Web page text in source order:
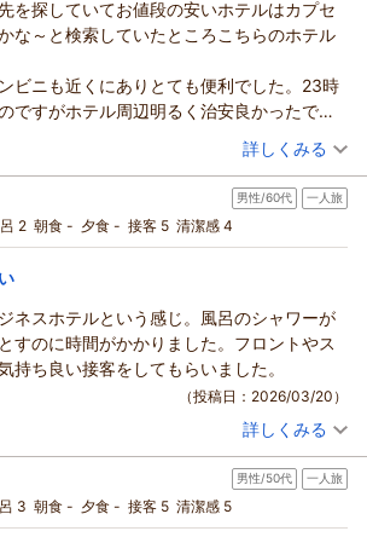
を探していてお値段の安いホテルはカプセ
な～と検索していたところこちらのホテル
ビニも近くにありとても便利でした。23時
ですがホテル周辺明るく治安良かったで
ごしやすかったです。
るのですが
ルを利用することに決めました。
（投稿日：2026/04/13）
泊 (一人旅)
☆じゃらん ◎期間限定スペシャル価格◎
円(大人一人あたり/税込)
詳しくみる
男性/60代 一人旅
2 朝食 - 夕食 - 接客 5 清潔感 4
ネスホテルという感じ。風呂のシャワーが
すのに時間がかかりました。フロントやス
持ち良い接客をしてもらいました。
（投稿日：2026/03/20）
性/60代)
☆じゃらん ◎期間限定スペシャル価格◎
円(大人一人あたり/税込)
詳しくみる
男性/50代 一人旅
3 朝食 - 夕食 - 接客 5 清潔感 5